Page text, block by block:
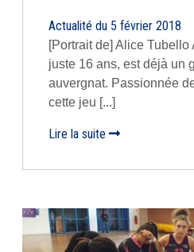
Actualité du 5 février 2018
[Portrait de] Alice
juste 16 ans, est déjà un
auvergnat. Passionnée
cette jeu [...]
Lire la suite